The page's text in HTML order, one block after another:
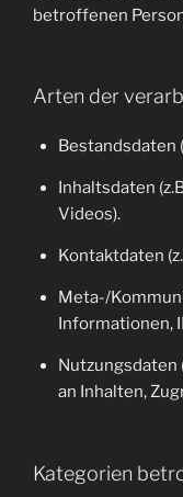
betroffenen
Arten der
Bestandsdaten
Inhaltsdaten
Videos).
Kontaktdaten
Meta-/
Informationen,
Nutzungsdaten
an Inhalten,
Kategorien